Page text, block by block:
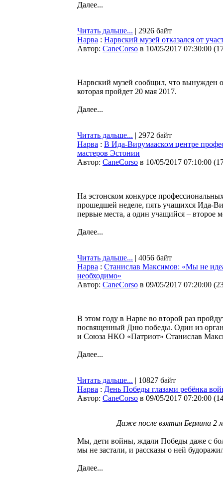
Далее...
Читать дальше... | 2926 байт
Нарва : Нарвский музей отказался от
Автор: CaneCorso в 10/05/2017 07:30:00 (
Нарвский музей сообщил, что вынужден
которая пройдет 20 мая 2017.
Далее...
Читать дальше... | 2972 байт
Нарва : В Ида-Вирумааском центре
мастеров Эстонии
Автор: CaneCorso в 10/05/2017 07:10:00 (
На эстонском конкурсе
прошедшей неделе, пять учащихся Ида-
первые места, а один учащийся – второе
Далее...
Читать дальше... | 4056 байт
Нарва : Станислав Максимов: «Мы не
необходимо»
Автор: CaneCorso в 09/05/2017 07:20:00 (
В этом году в Нарве во второй раз
посвященный Дню победы. Один из
и Союза НКО «Патриот» Станислав
Далее...
Читать дальше... | 10827 байт
Нарва : День Победы глазами ребёнка
Автор: CaneCorso в 09/05/2017 07:20:00 (
Даже после взятия Берлина
Мы, дети войны, ждали Победы даже с
мы не застали, и рассказы о ней
Далее...